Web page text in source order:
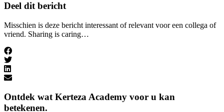
Deel dit bericht
Misschien is deze bericht interessant of relevant voor een collega of
vriend. Sharing is caring…
Ontdek watKerteza Academy voor u kan
betekenen.